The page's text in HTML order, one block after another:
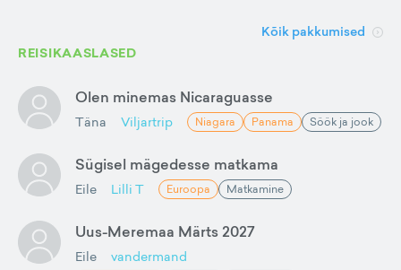
Kõik pakkumised
REISIKAASLASED
Olen minemas Nicaraguasse
Täna Viljartrip Niagara Panama Söök ja jook
Sügisel mägedesse matkama
Eile Lilli T Euroopa Matkamine
Uus-Meremaa Märts 2027
Eile vandermand